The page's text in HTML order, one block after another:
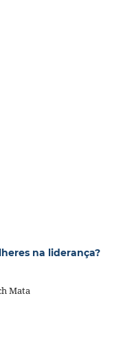
na liderança?
Mata